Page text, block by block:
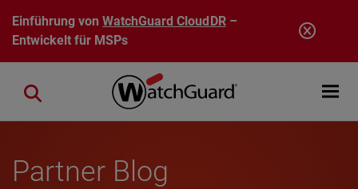
Direkt zum Inhalt
Einführung vonWatchGuard CloudDR–
Entwickelt für MSPs
Open
Close search
Partner Blog